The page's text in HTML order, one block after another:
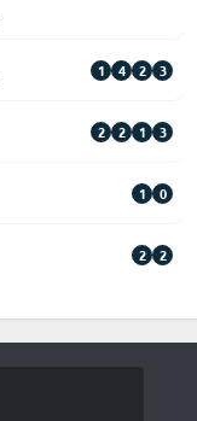
1 4 2 3
2 2 1 3
1 0
2 2